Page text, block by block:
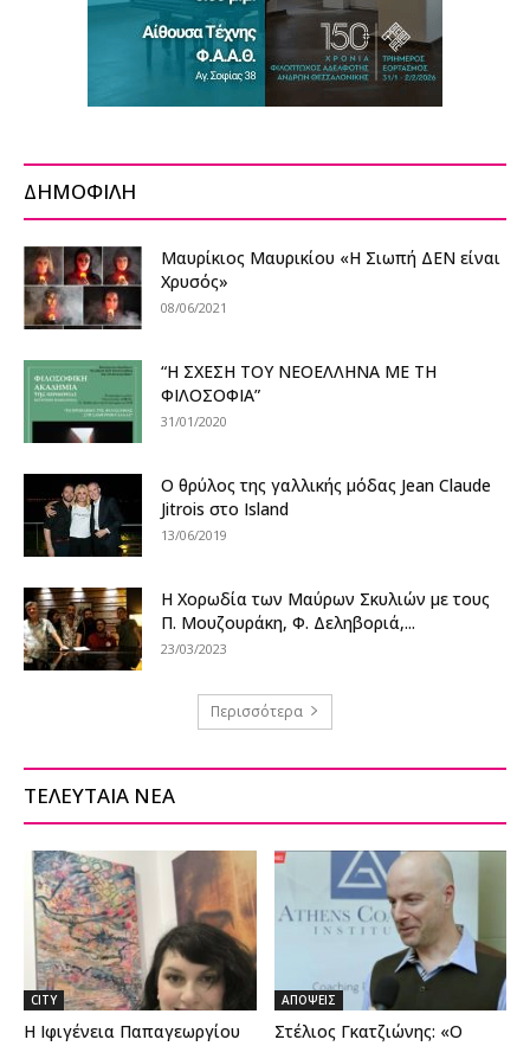
ΔΗΜΟΦΙΛΗ
Μαυρίκιος Μαυρικίου «Η Σιωπή ΔΕΝ είναι
Χρυσός»
08/06/2021
“Η ΣΧΕΣΗ ΤΟΥ ΝΕΟΕΛΛΗΝΑ ΜΕ ΤΗ
ΦΙΛΟΣΟΦΙΑ”
31/01/2020
O θρύλος της γαλλικής μόδας Jean Claude
Jitrois στο Island
13/06/2019
Η Χορωδία των Μαύρων Σκυλιών με τους
Π. Μουζουράκη, Φ. Δεληβοριά,...
23/03/2023
Περισσότερα
ΤΕΛΕΥΤΑΙΑ ΝΕΑ
CITY
Η Ιφιγένεια Παπαγεωργίου
ΑΠΟΨΕΙΣ
Στέλιος Γκατζιώνης: «Ο